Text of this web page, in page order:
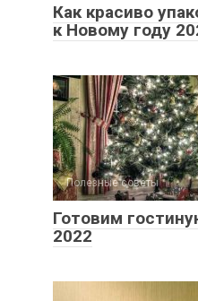
Как красиво
к Новому году
Полезные советы
Готовим
2022